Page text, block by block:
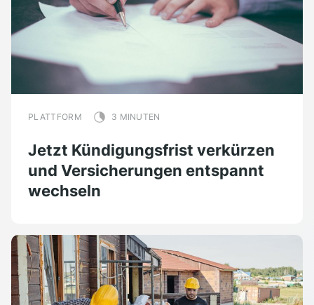
PLATTFORM 3 MINUTEN
Jetzt Kündigungsfrist verkürzen
und Versicherungen entspannt
wechseln